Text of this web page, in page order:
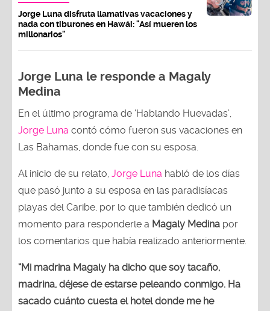
Jorge Luna disfruta llamativas vacaciones y
nada con tiburones en Hawái: "Así mueren los
millonarios"
Jorge Luna le responde a Magaly
Medina
En el último programa de ‘Hablando Huevadas’,
Jorge Luna contó cómo fueron sus vacaciones en
Las Bahamas, donde fue con su esposa.
Al inicio de su relato, Jorge Luna habló de los días
que pasó junto a su esposa en las paradisíacas
playas del Caribe, por lo que también dedicó un
momento para responderle a Magaly Medina por
los comentarios que había realizado anteriormente.
“Mi madrina Magaly ha dicho que soy tacaño,
madrina, déjese de estarse peleando conmigo. Ha
sacado cuánto cuesta el hotel donde me he